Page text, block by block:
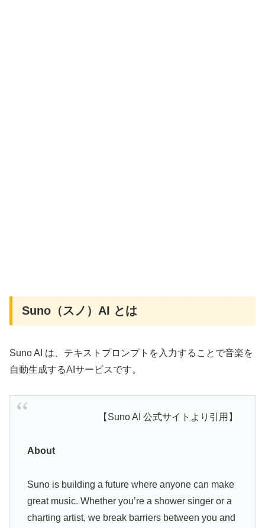
Suno（スノ）AI とは
Suno AI は、テキストプロンプトを入力することで音楽を
自動生成するAIサービスです。
【Suno AI 公式サイトより引用】
About
Suno is building a future where anyone can make
great music. Whether you’re a shower singer or a
charting artist, we break barriers between you and